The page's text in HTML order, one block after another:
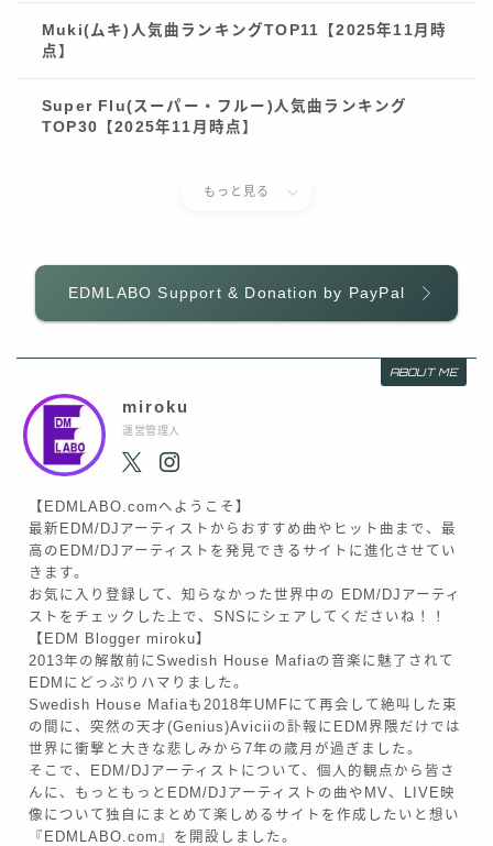
Muki(ムキ)人気曲ランキングTOP11【2025年11月時
点】
Super Flu(スーパー・フルー)人気曲ランキング
TOP30【2025年11月時点】
もっと見る
EDMLABO Support & Donation by PayPal
ABOUT ME
miroku
運営管理人
【EDMLABO.comへようこそ】
最新EDM/DJアーティストからおすすめ曲やヒット曲まで、最
高のEDM/DJアーティストを発見できるサイトに進化させてい
きます。
お気に入り登録して、知らなかった世界中の EDM/DJアーティ
ストをチェックした上で、SNSにシェアしてくださいね！！
【EDM Blogger miroku】
2013年の解散前にSwedish House Mafiaの音楽に魅了されて
EDMにどっぷりハマりました。
Swedish House Mafiaも2018年UMFにて再会して絶叫した束
の間に、突然の天才(Genius)Aviciiの訃報にEDM界隈だけでは
世界に衝撃と大きな悲しみから7年の歳月が過ぎました。
そこで、EDM/DJアーティストについて、個人的観点から皆さ
んに、もっともっとEDM/DJアーティストの曲やMV、LIVE映
像について独自にまとめて楽しめるサイトを作成したいと想い
『EDMLABO.com』を開設しました。